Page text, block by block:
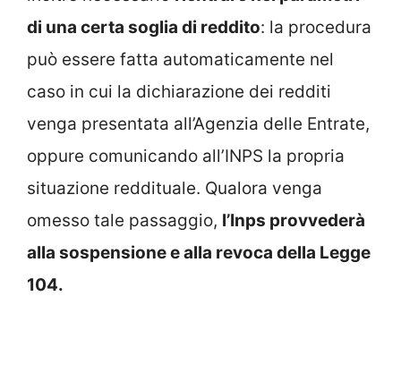
di una certa soglia di reddito: la procedura
può essere fatta automaticamente nel
caso in cui la dichiarazione dei redditi
venga presentata all’Agenzia delle Entrate,
oppure comunicando all’INPS la propria
situazione reddituale. Qualora venga
omesso tale passaggio, l’Inps provvederà
alla sospensione e alla revoca della Legge
104.